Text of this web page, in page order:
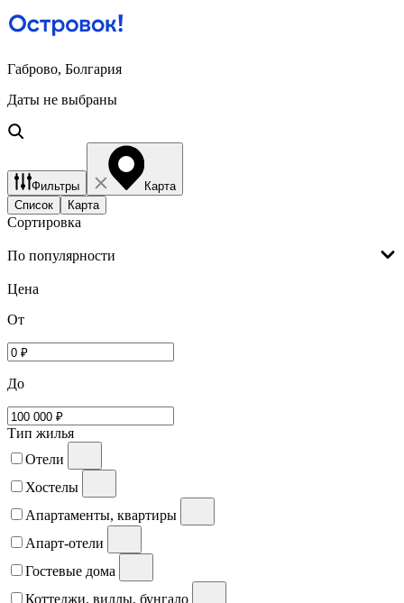
Габрово, Болгария
Даты не выбраны
Фильтры
Карта
Список
Карта
Сортировка
По популярности
Цена
От
До
Тип жилья
Отели
Хостелы
Апартаменты, квартиры
Апарт-отели
Гостевые дома
Коттеджи, виллы, бунгало